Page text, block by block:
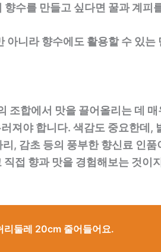
수를 만들고 싶다면 꿀과 계피
니라 향수에도 활용할 수 있
조합에서 맛을 끌어올리는 데
져야 합니다. 색감도 중요한데
, 감초 등의 풍부한 향신료 인
접 향과 맛을 경험해보는 것
리둘레 20cm 줄어들어요.